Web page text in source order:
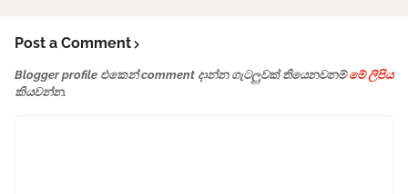
Post a Comment
Blogger profile එකෙන් comment දාන්න ගැටලුවක් තියෙනවනම්මේ ලිපිය
කියවන්න.